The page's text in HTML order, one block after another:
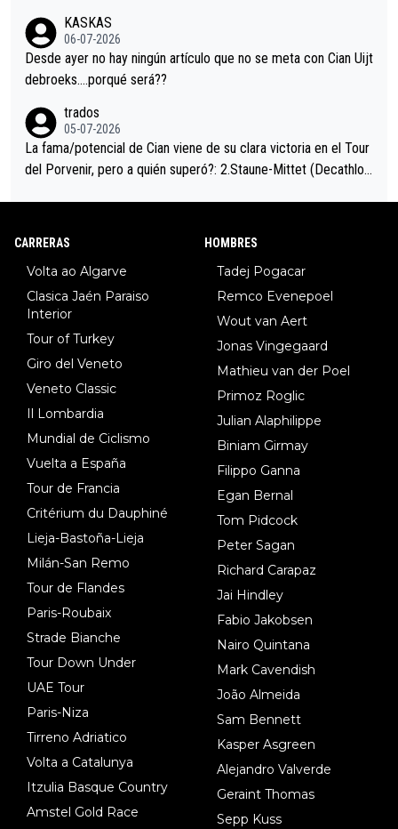
eta, a ver si por querer poner a Del Toro con calzador en posi
ción de podio UAE y Pojacar se van complicar el tour.
KASKAS
06-07-2026
Desde ayer no hay ningún artículo que no se meta con Cian Uijt
debroeks….porqué será??
trados
05-07-2026
La fama/potencial de Cian viene de su clara victoria en el Tour
del Porvenir, pero a quién superó?: 2.Staune-Mittet (Decathlon,
8.Lenny Martinez (Bahrein), 9. Van Belle (Visma), 10. Vacek (Li
CARRERAS
Volta ao Algarve
Clasica Jaén Paraiso
Interior
Tour of Turkey
Giro del Veneto
Veneto Classic
Il Lombardia
Mundial de Ciclismo
Vuelta a España
Tour de Francia
Critérium du Dauphiné
Lieja-Bastoña-Lieja
Milán-San Remo
Tour de Flandes
Paris-Roubaix
Strade Bianche
Tour Down Under
UAE Tour
Paris-Niza
Tirreno Adriatico
Volta a Catalunya
Itzulia Basque Country
Amstel Gold Race
HOMBRES
Tadej Pogacar
Remco Evenepoel
Wout van Aert
Jonas Vingegaard
Mathieu van der Poel
Primoz Roglic
Julian Alaphilippe
Biniam Girmay
Filippo Ganna
Egan Bernal
Tom Pidcock
Peter Sagan
Richard Carapaz
Jai Hindley
Fabio Jakobsen
Nairo Quintana
Mark Cavendish
João Almeida
Sam Bennett
Kasper Asgreen
Alejandro Valverde
Geraint Thomas
Sepp Kuss